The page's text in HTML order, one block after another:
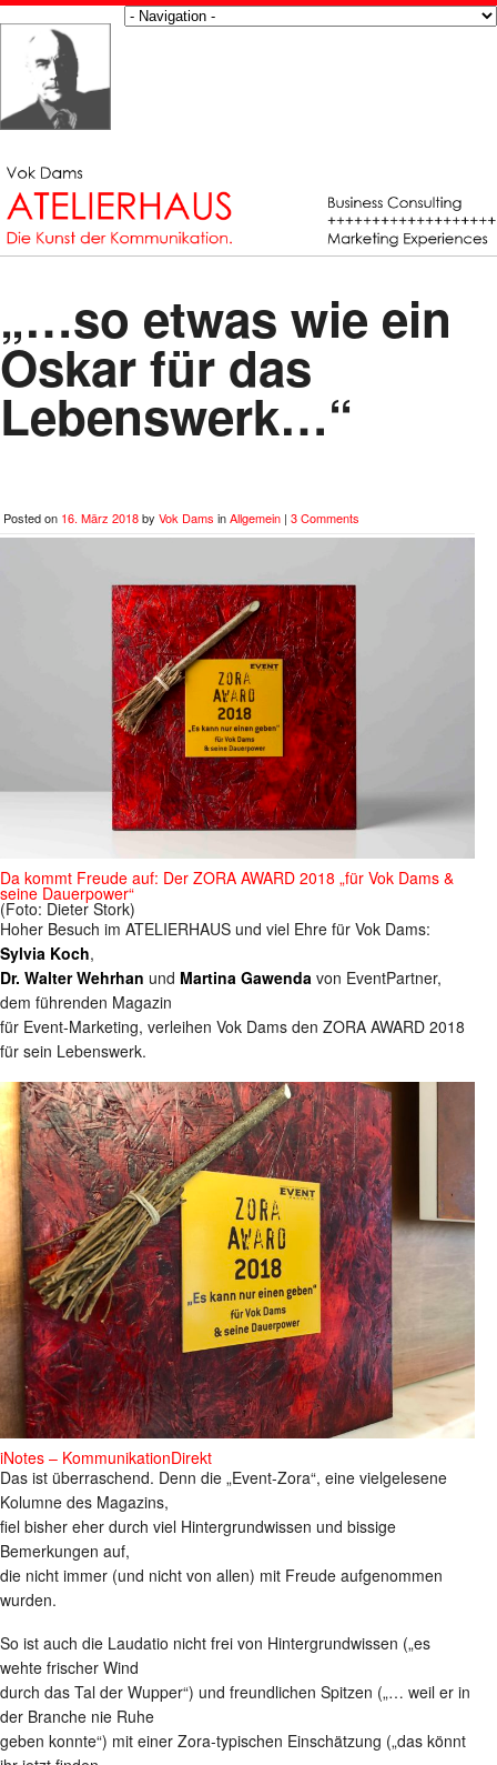
„…so etwas wie ein
Oskar für das
Lebenswerk…“
Posted on 16. März 2018by Vok Dams inAllgemein | 3 Comments
Da kommt Freude auf: Der ZORA AWARD 2018 „für Vok Dams &
seine Dauerpower“
(Foto: Dieter Stork)
Hoher Besuch im ATELIERHAUS und viel Ehre für Vok Dams:
Sylvia Koch,
Dr. Walter Wehrhan und Martina Gawenda von EventPartner,
dem führenden Magazin
für Event-Marketing, verleihen Vok Dams den ZORA AWARD 2018
für sein Lebenswerk.
iNotes – KommunikationDirekt
Das ist überraschend. Denn die „Event-Zora“, eine vielgelesene
Kolumne des Magazins,
fiel bisher eher durch viel Hintergrundwissen und bissige
Bemerkungen auf,
die nicht immer (und nicht von allen) mit Freude aufgenommen
wurden.
So ist auch die Laudatio nicht frei von Hintergrundwissen („es
wehte frischer Wind
durch das Tal der Wupper“) und freundlichen Spitzen („… weil er in
der Branche nie Ruhe
geben konnte“) mit einer Zora-typischen Einschätzung („das könnt